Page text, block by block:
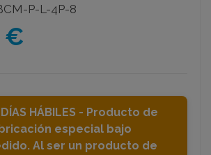
P-L-4P-8
€
DÍAS HÁBILES - Producto de
especial bajo
Al ser un producto de